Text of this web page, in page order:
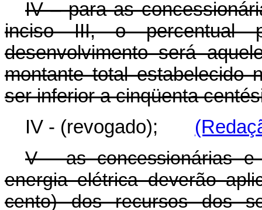
IV – para as
inciso III, o percentual
desenvolvimento será
montante total estabelecido
ser inferior a cinqüenta
IV - (revogado);
V - as concessionárias e
energia elétrica deverão
cento) dos recursos dos